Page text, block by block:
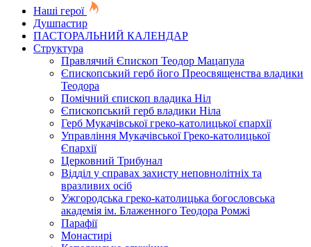
Наші герої
Душпастир
ПАСТОРАЛЬНИЙ КАЛЕНДАР
Структура
Правлячий Єпископ Теодор Мацапула
Єпископський герб його Преосвященства владики
Теодора
Помічний єпископ владика Ніл
Єпископський герб владики Ніла
Герб Мукачівської греко-католицької єпархії
Управління Мукачівської Греко-католицької
Єпархії
Церковний Трибунал
Відділ у справах захисту неповнолітніх та
вразливих осіб
Ужгородська греко-католицька богословська
академія ім. Блаженного Теодора Ромжі
Парафії
Монастирі